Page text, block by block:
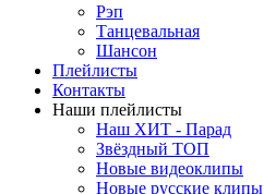
Рэп
Танцевальная
Шансон
Плейлисты
Контакты
Наши плейлисты
Наш ХИТ - Парад
Звёздный ТОП
Новые видеоклипы
Новые русские клипы